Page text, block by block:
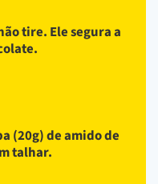
tire. Ele segura a
(20g) de amido de
talhar.